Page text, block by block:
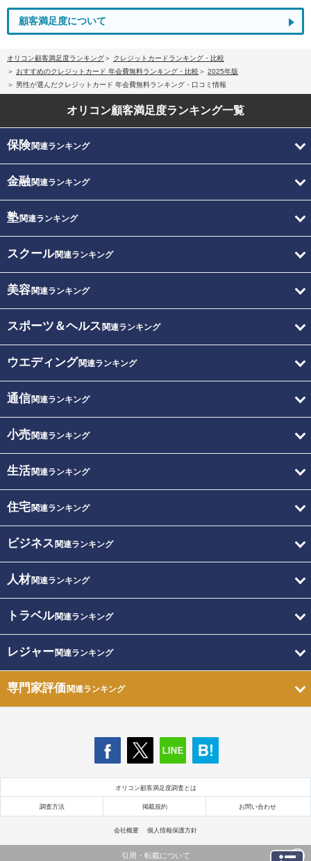
顧客満足度について
オリコン顧客満足度ランキング
クレジットカードランキング・比較
おすすめのクレジットカード 年会費無料ランキング・比較
2025年版
男性が選んだクレジットカード 年会費無料ランキング・口コミ情報
オリコン顧客満足度ランキング一覧
保険関連ランキング
金融関連ランキング
塾関連ランキング
スクール関連ランキング
美容関連ランキング
スポーツ＆ヘルス 関連ランキング
ウエディング関連ランキング
通信関連ランキング
小売関連ランキング
生活関連ランキング
住宅関連ランキング
ビジネス 関連ランキング
人材関連ランキング
トラベル関連ランキング
レジャー関連ランキング
専門家評価関連ランキング
オリコン顧客満足度調査とは
調査方法 掲載規約 お問い合わせ
会社概要 個人情報保護方針
引用・転載について